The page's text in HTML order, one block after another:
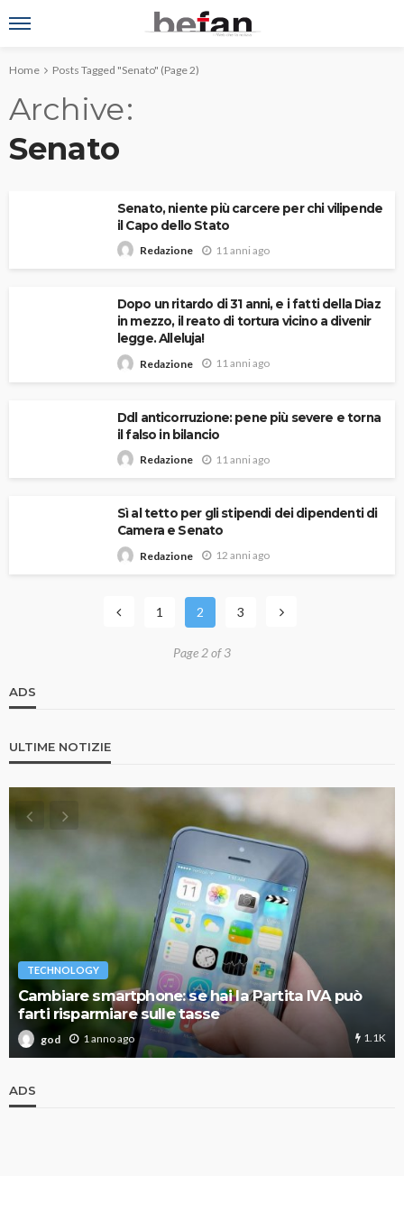
Home Posts Tagged "Senato" (Page 2)
Archive
Senato
Senato, niente più carcere per chi vilipende
il Capo dello Stato
Redazione 11 anni ago
Dopo un ritardo di 31 anni, e i fatti della Diaz
in mezzo, il reato di tortura vicino a divenir
legge. Alleluja!
Redazione 11 anni ago
Ddl anticorruzione: pene più severe e torna
il falso in bilancio
Redazione 11 anni ago
Sì al tetto per gli stipendi dei dipendenti di
Camera e Senato
Redazione 12 anni ago
1 2 3
Page 2 of 3
ADS
ULTIME NOTIZIE
TECHNOLOGY
Cambiare smartphone: se hai la Partita IVA può
farti risparmiare sulle tasse
god 1 anno ago 1.1K
ADS